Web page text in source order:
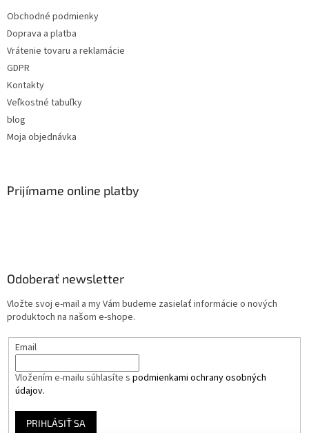
Obchodné podmienky
Doprava a platba
Vrátenie tovaru a reklamácie
GDPR
Kontakty
Veľkostné tabuľky
blog
Moja objednávka
Prijímame online platby
Odoberať newsletter
Vložte svoj e-mail a my Vám budeme zasielať informácie o nových
produktoch na našom e-shope.
Email
Vložením e-mailu súhlasíte s podmienkami ochrany osobných
údajov.
PRIHLÁSIŤ SA